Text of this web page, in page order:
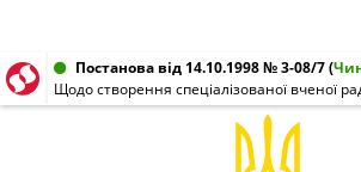
Постанова від 14.10.1998 № 3-08/7(